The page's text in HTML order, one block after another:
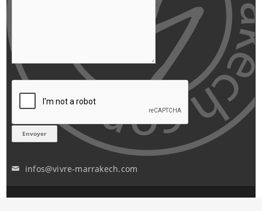
✉ infos@vivre-marrakech.com